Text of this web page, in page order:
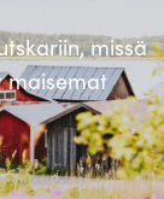
missä
maisemat